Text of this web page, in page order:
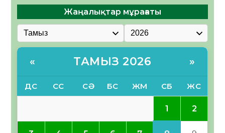
Жаңалықтар мұрағаты
« ТАМЫЗ 2026 »
ДС СС СӘ БС ЖМ СБ ЖС
1 2